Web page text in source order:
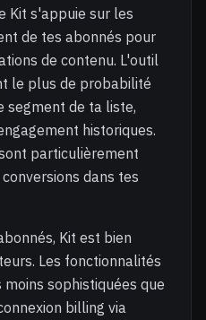
Kit s'appuie sur les
de tes abonnés pour
de contenu. L'outil
le plus de probabilité
segment de ta liste,
historiques.
particulièrement
dans tes
Kit est bien
Les fonctionnalités
sophistiquées que
billing via